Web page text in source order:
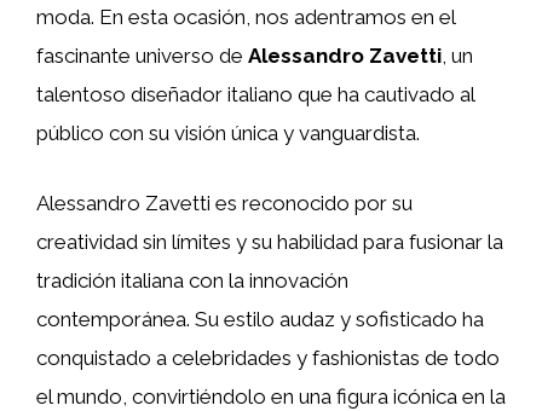
moda. En esta ocasión, nos adentramos en el
fascinante universo de Alessandro Zavetti, un
talentoso diseñador italiano que ha cautivado al
público con su visión única y vanguardista.
Alessandro Zavetti es reconocido por su
creatividad sin límites y su habilidad para fusionar la
tradición italiana con la innovación
contemporánea. Su estilo audaz y sofisticado ha
conquistado a celebridades y fashionistas de todo
el mundo, convirtiéndolo en una figura icónica en la